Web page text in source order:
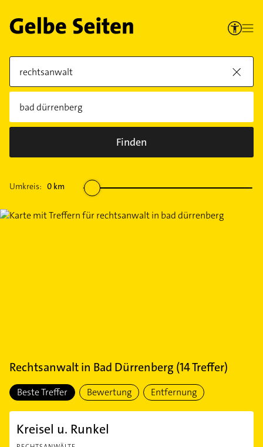
Finden
Umkreis: 0 km
Rechtsanwaltin Bad Dürrenberg (14Treffer)
Beste Treffer Bewertung Entfernung
Kreisel u. Runkel